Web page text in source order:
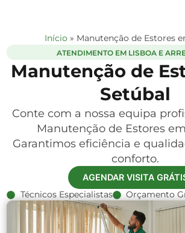
Início » Manutenção de Estores
ATENDIMENTO EM LISBOA E
Manutenção de
Setúbal
Conte com a nossa equipa
Manutenção de Estores
Garantimos eficiência e
conforto.
AGENDAR VISITA
Técnicos Especialistas Orçamento